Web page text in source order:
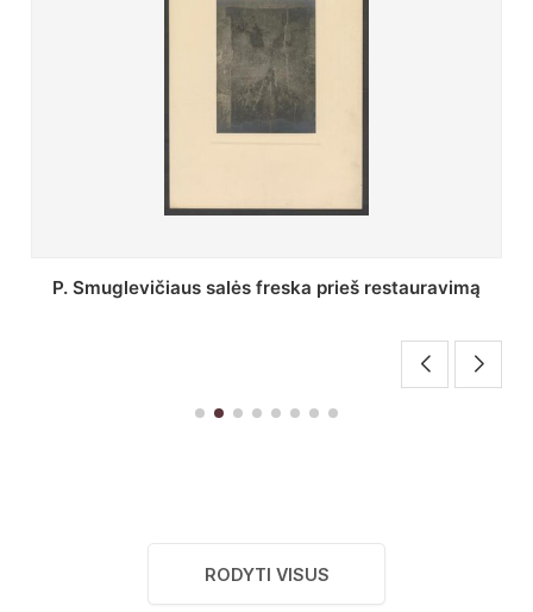
Stepono Batoro universiteto bibliotekos Profesorių
RODYTI VISUS